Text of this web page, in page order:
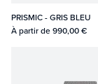
PRISMIC - GRIS BLEU
À partir de990,00 €